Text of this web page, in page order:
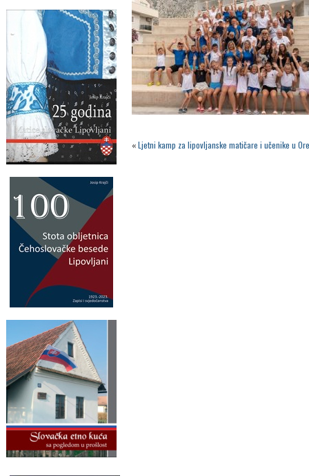
«Ljetni kamp za lipovljanske matičare i učenike u